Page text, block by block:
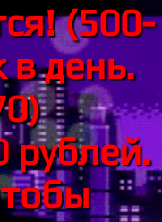
(500-
в день.
рублей.